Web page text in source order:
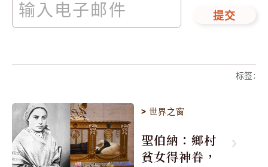
提交
标签:
>世界之窗
聖伯納：鄉村
貧女得神眷，